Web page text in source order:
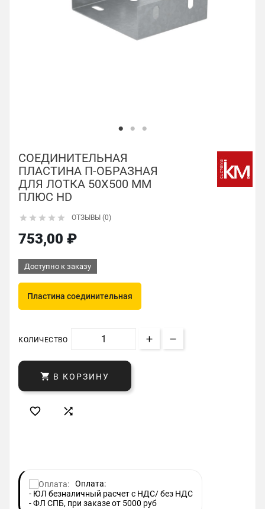
СОЕДИНИТЕЛЬНАЯ
ПЛАСТИНА П-ОБРАЗНАЯ
ДЛЯ ЛОТКА 50Х500 ММ
ПЛЮС HD
     ОТЗЫВЫ (0)
753,00 ₽
Доступно к заказу
Пластина соединительная
КОЛИЧЕСТВО
 В КОРЗИНУ
 
Оплата:
- ЮЛ безналичный расчет с НДС/ без НДС
- ФЛ СПБ, при заказе от 5000 руб